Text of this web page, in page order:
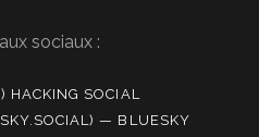
sociaux :
HACKING SOCIAL
— BLUESKY